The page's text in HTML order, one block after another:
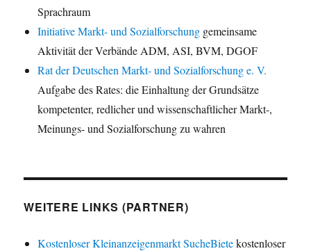
Sprachraum
Initiative Markt- und Sozialforschung gemeinsame
Aktivität der Verbände ADM, ASI, BVM, DGOF
Rat der Deutschen Markt- und Sozialforschung e. V.
Aufgabe des Rates: die Einhaltung der Grundsätze
kompetenter, redlicher und wissenschaftlicher Markt-,
Meinungs- und Sozialforschung zu wahren
WEITERE LINKS (PARTNER)
Kostenloser Kleinanzeigenmarkt SucheBietekostenloser